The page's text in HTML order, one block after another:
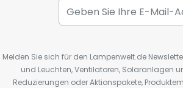
Melden Sie sich für den Lampenwelt.de
und Leuchten, Ventilatoren, Solaranlagen
Reduzierungen oder Aktionspakete,